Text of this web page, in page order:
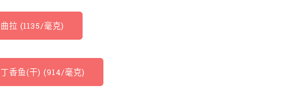
曲拉 (1135/毫克)
丁香鱼(干) (914/毫克)